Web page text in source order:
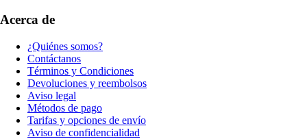
Acerca de
¿Quiénes somos?
Contáctanos
Términos y Condiciones
Devoluciones y reembolsos
Aviso legal
Métodos de pago
Tarifas y opciones de envío
Aviso de confidencialidad